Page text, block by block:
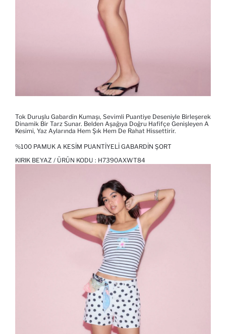
Tok Duruşlu Gabardin Kumaşı, Sevimli Puantiye Deseniyle Birleşerek
Dinamik Bir Tarz Sunar. Belden Aşağıya Doğru Hafifçe Genişleyen A
Kesimi, Yaz Aylarında Hem Şık Hem De Rahat Hissettirir.
%100 PAMUK A KESIM PUANTIYELI GABARDIN ŞORT
KIRIK BEYAZ / ÜRÜN KODU : H7390AXWT84